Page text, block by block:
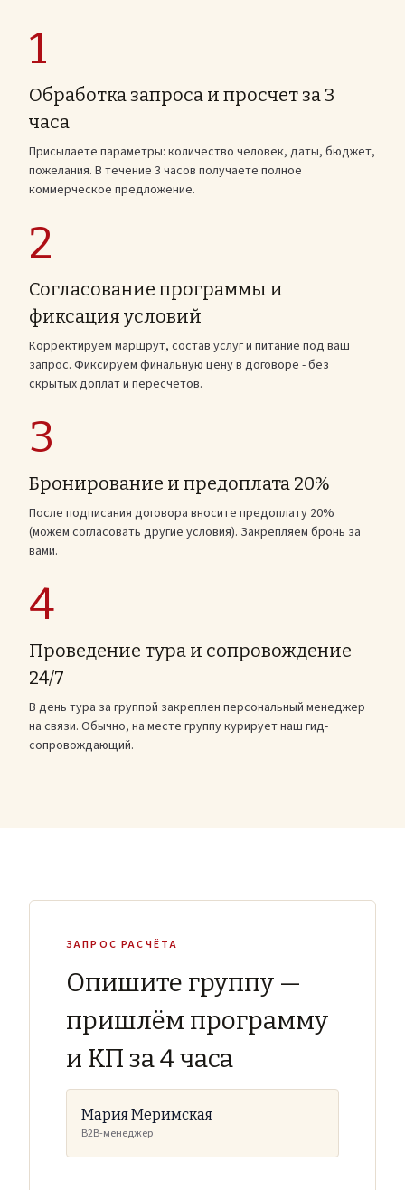
1
Обработка запроса и просчет за 3
часа
Присылаете параметры: количество человек, даты, бюджет,
пожелания. В течение 3 часов получаете полное
коммерческое предложение.
2
Согласование программы и
фиксация условий
Корректируем маршрут, состав услуг и питание под ваш
запрос. Фиксируем финальную цену в договоре - без
скрытых доплат и пересчетов.
3
Бронирование и предоплата 20%
После подписания договора вносите предоплату 20%
(можем согласовать другие условия). Закрепляем бронь за
вами.
4
Проведение тура и сопровождение
24/7
В день тура за группой закреплен персональный менеджер
на связи. Обычно, на месте группу курирует наш гид-
сопровождающий.
ЗАПРОС РАСЧЁТА
Опишите группу —
пришлём программу
и КП за 4 часа
Мария Меримская
B2B-менеджер